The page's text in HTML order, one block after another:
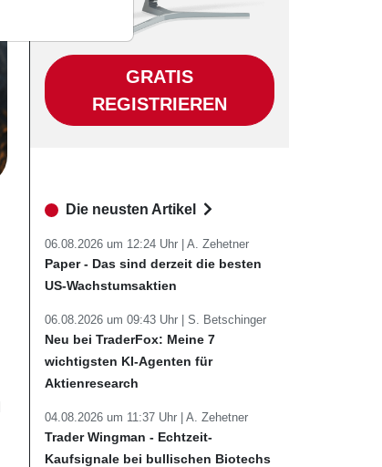
GRATIS
REGISTRIEREN
Die neusten Artikel
06.08.2026 um 12:24 Uhr | A. Zehetner
Paper - Das sind derzeit die besten
US-Wachstumsaktien
06.08.2026 um 09:43 Uhr | S. Betschinger
Neu bei TraderFox: Meine 7
wichtigsten KI-Agenten für
Aktienresearch
04.08.2026 um 11:37 Uhr | A. Zehetner
Trader Wingman - Echtzeit-
Kaufsignale bei bullischen Biotechs